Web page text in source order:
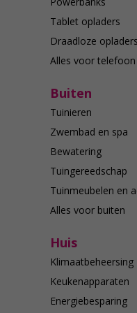
Tablet opladers
Draadloze opladers
Alles voor
Buiten
Tuinieren
Zwembad en spa
Bewatering
Tuingereedschap
Tuinmeubelen en
Alles voor buiten
Huis
Klimaatbeheersing
Keukenapparaten
Energiebesparing